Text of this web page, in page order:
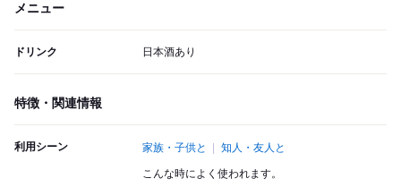
メニュー
ドリンク 日本酒あり
特徴・関連情報
利用シーン 家族・子供と 知人・友人と
こんな時によく使われます。